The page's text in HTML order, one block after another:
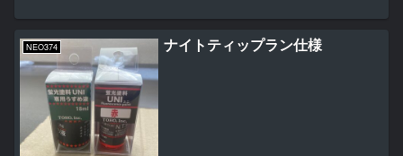
NEO374 ナイトティップラン仕様